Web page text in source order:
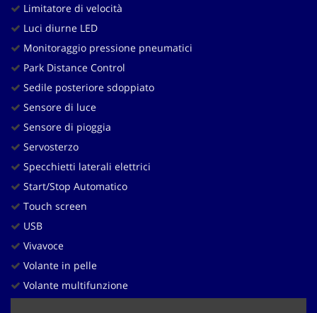
Limitatore di velocità
Luci diurne LED
Monitoraggio pressione pneumatici
Park Distance Control
Sedile posteriore sdoppiato
Sensore di luce
Sensore di pioggia
Servosterzo
Specchietti laterali elettrici
Start/Stop Automatico
Touch screen
USB
Vivavoce
Volante in pelle
Volante multifunzione